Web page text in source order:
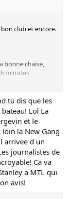
club et encore.
bonne chaise,
minutes
du CH vont
l'an prochain
font quand
sur un 2ème
vu aux
qu'il n'aurait
tu dis que les
Lol La
et le
la New Gang
arrivee d un
journalistes de
Ca va
a MTL qui
avis!